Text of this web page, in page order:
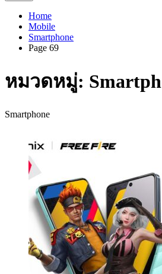
Home
Mobile
Smartphone
Page 69
หมวดหมู่:
Smartphone